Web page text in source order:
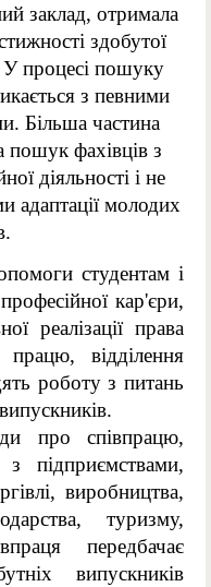
заклад, отримала
здобутої
У процесі пошуку
з певними
Більша частина
пошук фахівців з
діяльності і не
адаптації молодих
студентам і
кар'єри,
реалізації права
відділення
роботу з питань
про співпрацю,
з підприємствами,
виробництва,
туризму,
передбачає
випускників